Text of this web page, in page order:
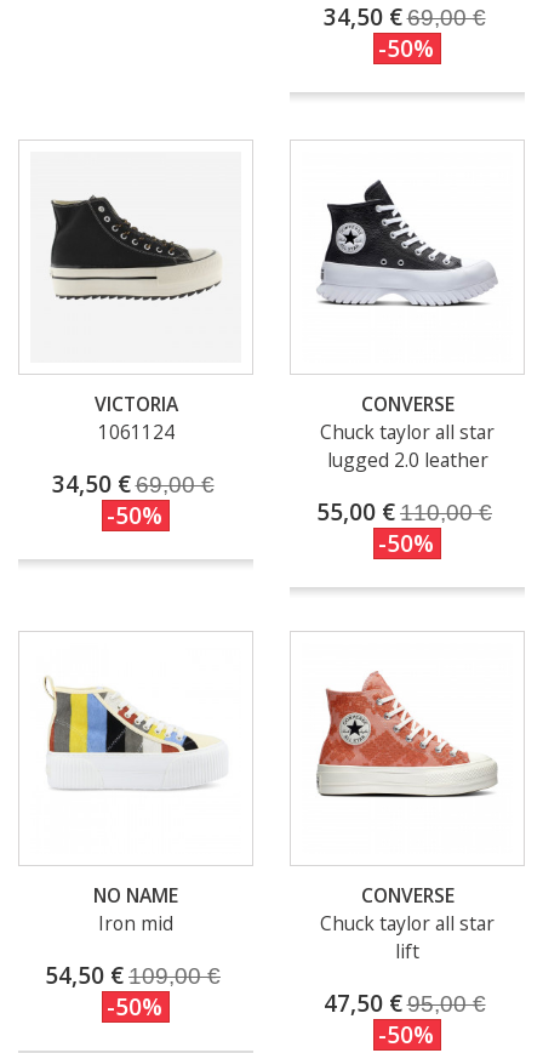
34,50 €69,00 €
-50%
VICTORIA
1061124
34,50 €69,00 €
-50%
CONVERSE
Chuck taylor all star
lugged 2.0 leather
55,00 €110,00 €
-50%
NO NAME
Iron mid
54,50 €109,00 €
-50%
CONVERSE
Chuck taylor all star
lift
47,50 €95,00 €
-50%